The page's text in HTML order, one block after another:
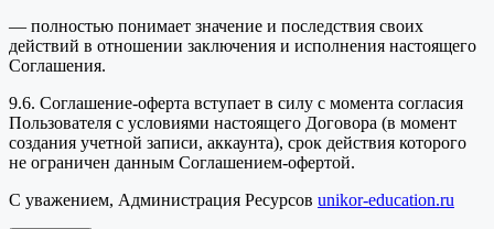
— полностью понимает значение и последствия своих
действий в отношении заключения и исполнения настоящего
Соглашения.
9.6. Соглашение-оферта вступает в силу с момента согласия
Пользователя с условиями настоящего Договора (в момент
создания учетной записи, аккаунта), срок действия которого
не ограничен данным Соглашением-офертой.
С уважением, Администрация Ресурсов unikor-education.ru